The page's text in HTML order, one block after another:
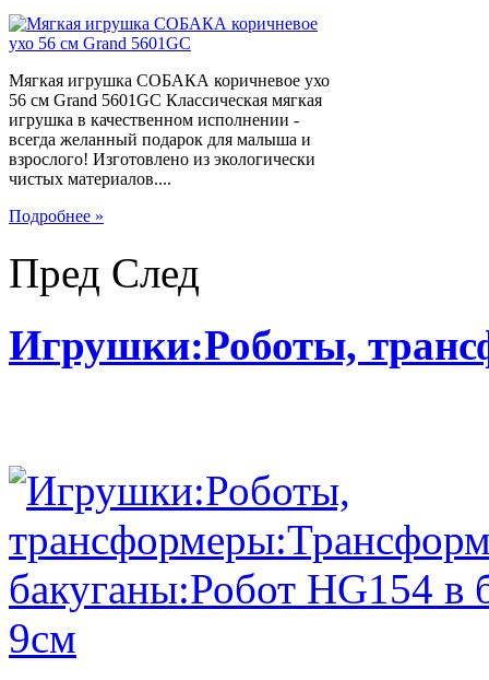
Мягкая игрушка СОБАКА коричневое ухо
56 см Grand 5601GC Классическая мягкая
игрушка в качественном исполнении -
всегда желанный подарок для малыша и
взрослого! Изготовлено из экологически
чистых материалов....
Подробнее »
Пред След
Игрушки:Роботы,